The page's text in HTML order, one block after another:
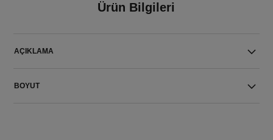
Ürün Bilgileri
AÇIKLAMA
BOYUT